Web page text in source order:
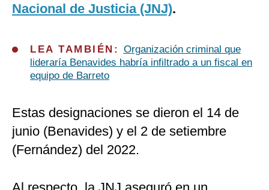
Nacional de Justicia (JNJ).
LEA TAMBIÉN: Organización criminal que
lideraría Benavides habría infiltrado a un fiscal en
equipo de Barreto
Estas designaciones se dieron el 14 de
junio (Benavides) y el 2 de setiembre
(Fernández) del 2022.